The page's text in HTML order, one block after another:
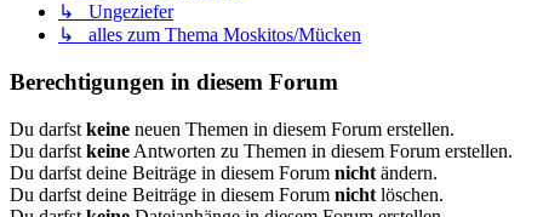
↳ Ungeziefer
↳ alles zum Thema Moskitos/Mücken
Berechtigungen in diesem Forum
Du darfst keine neuen Themen in diesem Forum erstellen.
Du darfst keine Antworten zu Themen in diesem Forum erstellen.
Du darfst deine Beiträge in diesem Forum nicht ändern.
Du darfst deine Beiträge in diesem Forum nicht löschen.